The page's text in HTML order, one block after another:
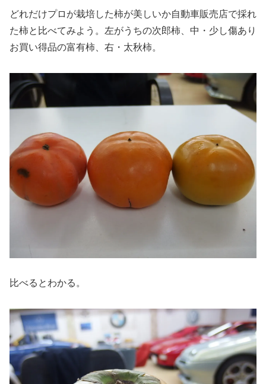
どれだけプロが栽培した柿が美しいか自動車販売店で採れ
た柿と比べてみよう。左がうちの次郎柿、中・少し傷あり
お買い得品の富有柿、右・太秋柿。
比べるとわかる。